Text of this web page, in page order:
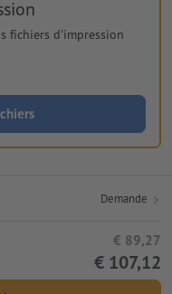
fichiers d'impression
Demande
€ 89,27
€ 107,12